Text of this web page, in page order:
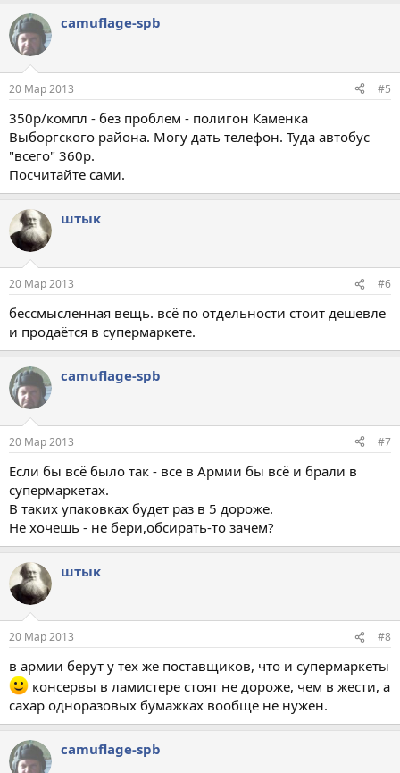
camuflage-spb
20 Мар 2013 #5
350р/компл - без проблем - полигон Каменка
Выборгского района. Могу дать телефон. Туда автобус
"всего" 360р.
Посчитайте сами.
штык
20 Мар 2013 #6
бессмысленная вещь. всё по отдельности стоит дешевле
и продаётся в супермаркете.
camuflage-spb
20 Мар 2013 #7
Если бы всё было так - все в Армии бы всё и брали в
супермаркетах.
В таких упаковках будет раз в 5 дороже.
Не хочешь - не бери,обсирать-то зачем?
штык
20 Мар 2013 #8
в армии берут у тех же поставщиков, что и супермаркеты
консервы в ламистере стоят не дороже, чем в жести, а
сахар одноразовых бумажках вообще не нужен.
camuflage-spb